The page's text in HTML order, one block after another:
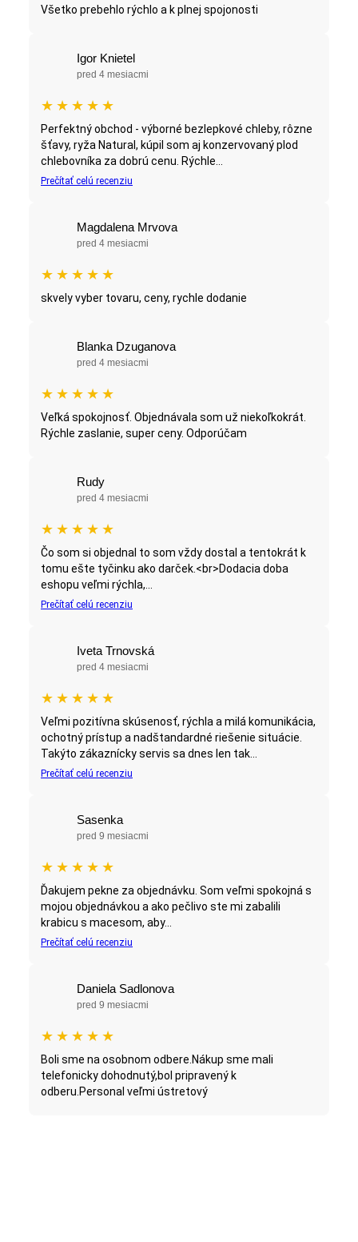
Všetko prebehlo rýchlo a k plnej spojonosti
Igor Knietel
pred 4 mesiacmi
★ ★ ★ ★ ★
Perfektný obchod - výborné bezlepkové chleby, rôzne
šťavy, ryža Natural, kúpil som aj konzervovaný plod
chlebovníka za dobrú cenu. Rýchle...
Prečítať celú recenziu
Magdalena Mrvova
pred 4 mesiacmi
★ ★ ★ ★ ★
skvely vyber tovaru, ceny, rychle dodanie
Blanka Dzuganova
pred 4 mesiacmi
★ ★ ★ ★ ★
Veľká spokojnosť. Objednávala som už niekoľkokrát.
Rýchle zaslanie, super ceny. Odporúčam
Rudy
pred 4 mesiacmi
★ ★ ★ ★ ★
Čo som si objednal to som vždy dostal a tentokrát k
tomu ešte tyčinku ako darček.<br>Dodacia doba
eshopu veľmi rýchla,...
Prečítať celú recenziu
Iveta Trnovská
pred 4 mesiacmi
★ ★ ★ ★ ★
Veľmi pozitívna skúsenosť, rýchla a milá komunikácia,
ochotný prístup a nadštandardné riešenie situácie.
Takýto zákaznícky servis sa dnes len tak...
Prečítať celú recenziu
Sasenka
pred 9 mesiacmi
★ ★ ★ ★ ★
Ďakujem pekne za objednávku. Som veľmi spokojná s
mojou objednávkou a ako pečlivo ste mi zabalili
krabicu s macesom, aby...
Prečítať celú recenziu
Daniela Sadlonova
pred 9 mesiacmi
★ ★ ★ ★ ★
Boli sme na osobnom odbere.Nákup sme mali
telefonicky dohodnutý,bol pripravený k
odberu.Personal veľmi ústretový